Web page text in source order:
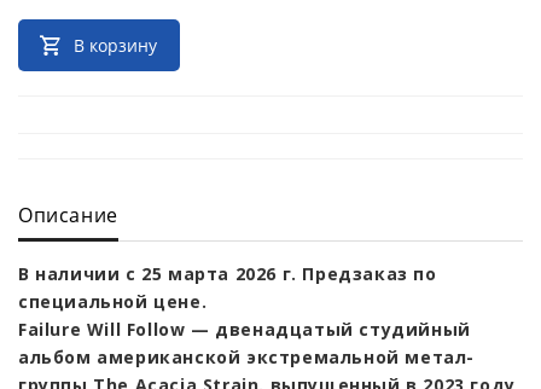
В корзину
Описание
В наличии с 25 марта 2026 г. Предзаказ по
специальной цене.
Failure Will Follow — двенадцатый студийный
альбом американской экстремальной метал-